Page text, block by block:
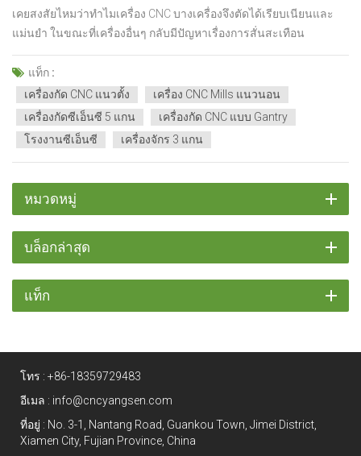
เคยสงสัยไหมว่าทำไมเครื่อง CNC บางเครื่องจึงตัดได้เรียบเนียนและ
แม่นยำ ในขณะที่เครื่องอื่นๆ กลับมีปัญหาเรื่องการสั่นสะเทือน
ความคลาดเคลื่อน หรือเวลาในการทำงานที่ช้า?เดอะ ประเภทของ
เครื่องกัด CNC วิธีที่คุณใช้ อาจเป็นสาเหตุก็ได้เครื่องกัด CNC มีความ
สำคัญอย่างยิ่งในอุตสาหกรรมการผลิต เนื่องจากสามารถขึ้นรู...
แท็ก :
เครื่องกัด CNC แนวตั้ง
เครื่อง CNC Mills แนวนอน
เครื่องกัดซีเอ็นซี 5 แกน
เครื่องกัด CNC แบบ Gantry
โรงงานซีเอ็นซี
เครื่องจักร 3 แกน
หมวดหมู่
บล็อกล่าสุด
แท็ก
โทร : +86-18359729483
อีเมล : info@cncyangsen.com
ที่อยู่ : No. 3-1, Nantang Road, Guankou Town, Jimei District,
Xiamen City, Fujian Province, China